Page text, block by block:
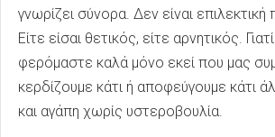
γνωρίζει σύνορα. Δεν είναι
Είτε είσαι θετικός, είτε αρνητικός.
φερόμαστε καλά μόνο εκεί που μας
κερδίζουμε κάτι ή αποφεύγουμε κάτι
και αγάπη χωρίς υστεροβουλία.